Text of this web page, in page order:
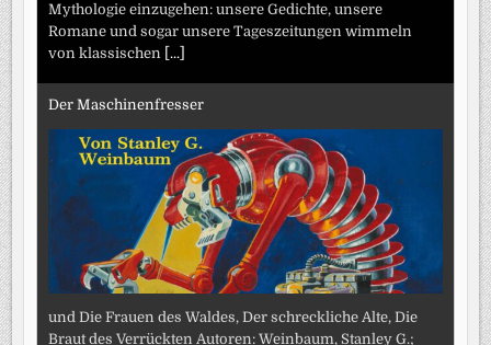
Mythologie einzugehen: unsere Gedichte, unsere
Romane und sogar unsere Tageszeitungen wimmeln
von klassischen [...]
Der Maschinenfresser
und Die Frauen des Waldes, Der schreckliche Alte, Die
Braut des Verrückten Autoren: Weinbaum, Stanley G.;